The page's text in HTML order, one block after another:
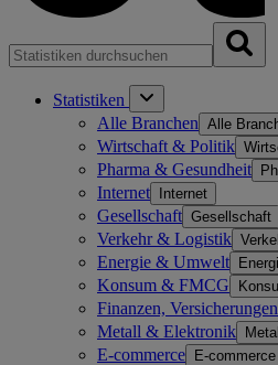
Statistiken
Alle Branchen Alle
Wirtschaft & Politik
Pharma & Gesundheit
Internet Internet
Gesellschaft Gesellschaft
Verkehr & Logistik
Energie & Umwelt
Konsum & FMCG
Finanzen,
Metall & Elektronik
E-commerce E-commerce